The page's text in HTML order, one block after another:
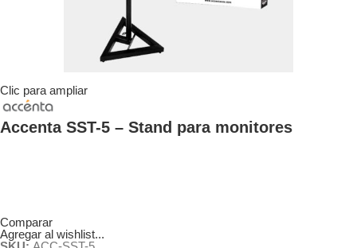
Clic para ampliar
Accenta SST-5 – Stand para monitores
Comparar
Agregar al wishlist...